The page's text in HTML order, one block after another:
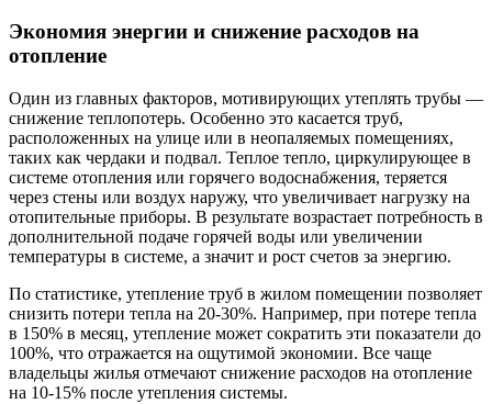
Экономия энергии и снижение расходов на
отопление
Один из главных факторов, мотивирующих утеплять трубы —
снижение теплопотерь. Особенно это касается труб,
расположенных на улице или в неопаляемых помещениях,
таких как чердаки и подвал. Теплое тепло, циркулирующее в
системе отопления или горячего водоснабжения, теряется
через стены или воздух наружу, что увеличивает нагрузку на
отопительные приборы. В результате возрастает потребность в
дополнительной подаче горячей воды или увеличении
температуры в системе, а значит и рост счетов за энергию.
По статистике, утепление труб в жилом помещении позволяет
снизить потери тепла на 20-30%. Например, при потере тепла
в 150% в месяц, утепление может сократить эти показатели до
100%, что отражается на ощутимой экономии. Все чаще
владельцы жилья отмечают снижение расходов на отопление
на 10-15% после утепления системы.